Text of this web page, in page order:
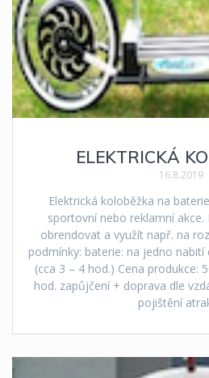
ELEKTRICKÁ
16.8.2019
Elektrická koloběžka na
sportovní nebo reklamní
obrendovat a využít např. na
podmínky: baterie: na jedno
(cca 3 – 4 hod.) Cena produkce:
hod. zapůjčení + doprava dle
pojištění